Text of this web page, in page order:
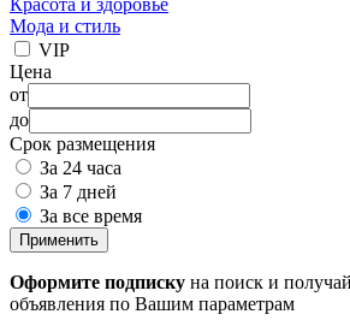
Мода и стиль
VIP
Цена
от
до
Срок размещения
За 24 часа
За 7 дней
За все время
Применить
Оформите подписку на поиск и
объявления по Вашим параметрам